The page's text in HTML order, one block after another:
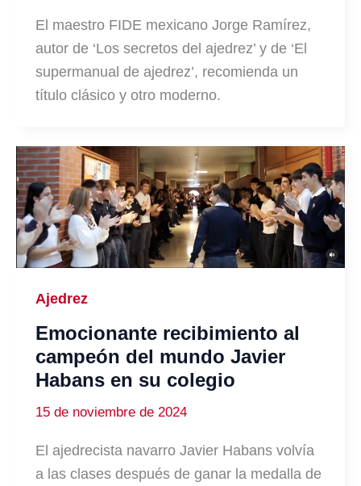
El maestro FIDE mexicano Jorge Ramírez,
autor de ‘Los secretos del ajedrez’ y de ‘El
supermanual de ajedrez’, recomienda un
título clásico y otro moderno.
Ajedrez
Emocionante recibimiento al
campeón del mundo Javier
Habans en su colegio
15 de noviembre de 2024
El ajedrecista navarro Javier Habans volvía
a las clases después de ganar la medalla de